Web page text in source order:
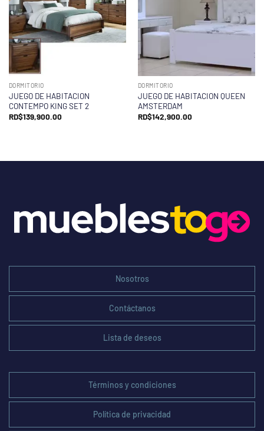
DORMITORIO
JUEGO DE HABITACION
CONTEMPO KING SET 2
RD$139,900.00
DORMITORIO
JUEGO DE HABITACION QUEEN
AMSTERDAM
RD$142,900.00
Nosotros
Contáctanos
Lista de deseos
Términos y condiciones
Política de privacidad